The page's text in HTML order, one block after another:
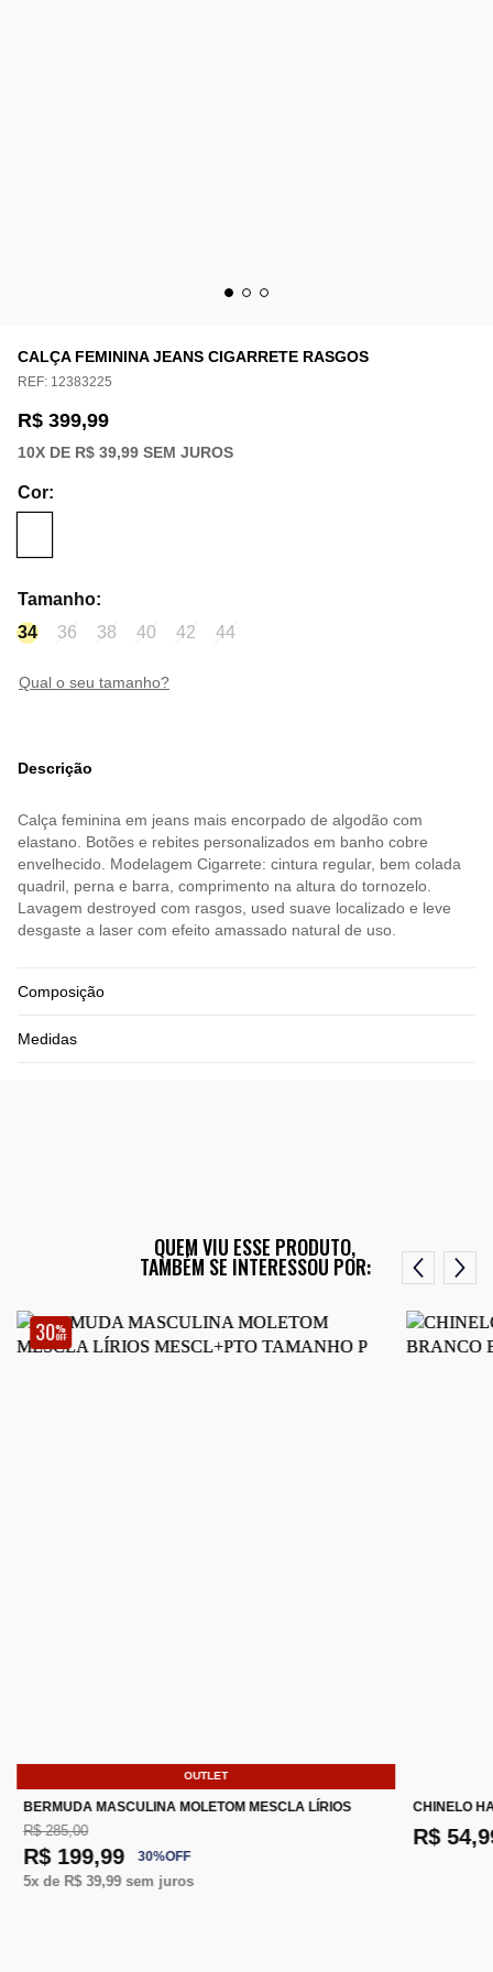
CALÇA FEMININA JEANS CIGARRETE RASGOS
REF: 12383225
R$ 399,99
10X DE R$ 39,99 SEM JUROS
Cor:
Tamanho:
34
36 38 40 42 44
qual o seu tamanho?
Descrição
Calça feminina em jeans mais encorpado de algodão com
elastano. Botões e rebites personalizados em banho cobre
envelhecido. Modelagem Cigarrete: cintura regular, bem colada
quadril, perna e barra, comprimento na altura do tornozelo.
Lavagem destroyed com rasgos, used suave localizado e leve
desgaste a laser com efeito amassado natural de uso.
Composição
Medidas
QUEM VIU ESSE PRODUTO,
TAMBÉM SE INTERESSOU POR:
30%
OFF
OUTLET
BERMUDA MASCULINA MOLETOM MESCLA LÍRIOS
R$ 285,00
R$ 199,99 30%OFF
5x de R$ 39,99sem juros
CHINELO
R$